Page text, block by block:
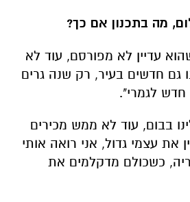
מה בתכנון אם כך?
עדיין לא מפורסם, עוד לא
גם חדשים בעיר, רק שנה גרים
חדש לגמרי".
בבום, עוד לא ממש מכירים
את עצמי גדול, אני רואה אותי
כשכולם מדקלמים את